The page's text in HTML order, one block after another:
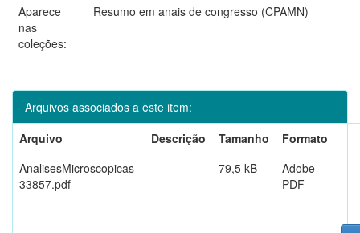
Aparece
nas
coleções:
Resumo em anais de congresso (CPAMN)
Arquivos associados a este item:
Arquivo
Descrição Tamanho
Formato
AnalisesMicroscopicas-
33857.pdf
79,5 kB
Adobe
PDF